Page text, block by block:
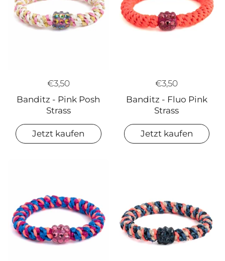
€3,50
Banditz - Pink Posh
Strass
Jetzt kaufen
€3,50
Banditz - Fluo Pink
Strass
Jetzt kaufen